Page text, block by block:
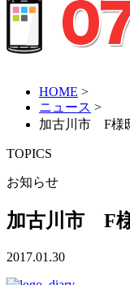
HOME >
ニュース >
加古川市 F様
TOPICS
お知らせ
加古川市 F
2017.01.30